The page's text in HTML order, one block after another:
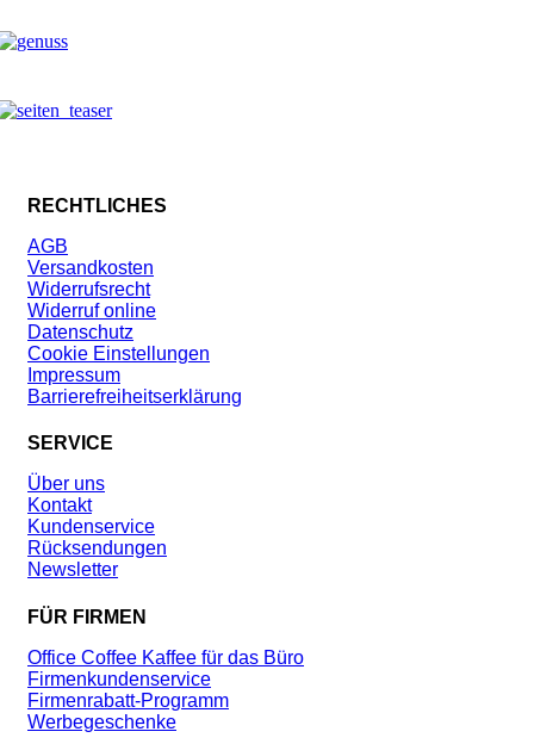
RECHTLICHES
AGB
Versandkosten
Widerrufsrecht
Widerruf online
Datenschutz
Cookie Einstellungen
Impressum
Barrierefreiheitserklärung
SERVICE
Über uns
Kontakt
Kundenservice
Rücksendungen
Newsletter
FÜR FIRMEN
Office Coffee Kaffee für das Büro
Firmenkundenservice
Firmenrabatt-Programm
Werbegeschenke